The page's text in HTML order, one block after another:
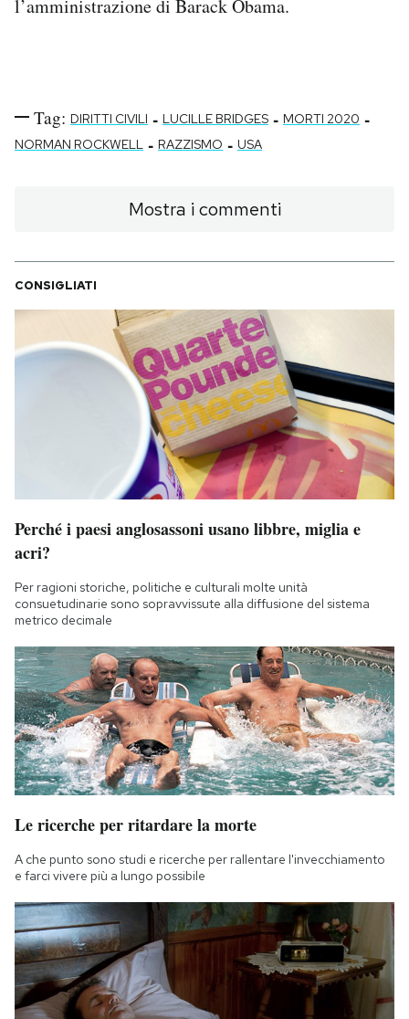
l’amministrazione di Barack Obama.
Tag: DIRITTI CIVILI - LUCILLE BRIDGES - MORTI 2020 -
NORMAN ROCKWELL - RAZZISMO - USA
Mostra i commenti
CONSIGLIATI
Perché i paesi anglosassoni usano libbre, miglia e
acri?
Per ragioni storiche, politiche e culturali molte unità
consuetudinarie sono sopravvissute alla diffusione del sistema
metrico decimale
Le ricerche per ritardare la morte
A che punto sono studi e ricerche per rallentare l'invecchiamento
e farci vivere più a lungo possibile